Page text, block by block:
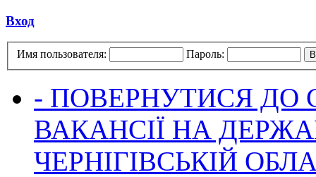
Вход
Имя пользователя: Пароль:
- ПОВЕРНУТИСЯ ДО
ВАКАНСІЇ НА
ЧЕРНІГІВСЬКІЙ